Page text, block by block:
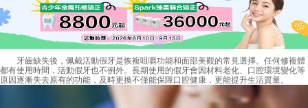
牙齒缺失後，佩戴活動假牙是恢複咀嚼功能和面部美觀的常見選擇。任何修複體
都有使用時間，活動假牙也不例外。長期使用的假牙會因材料老化、口腔環境變化等
原因逐漸失去原有的功能，及時更換不僅能保障口腔健康，更能提升生活質量。